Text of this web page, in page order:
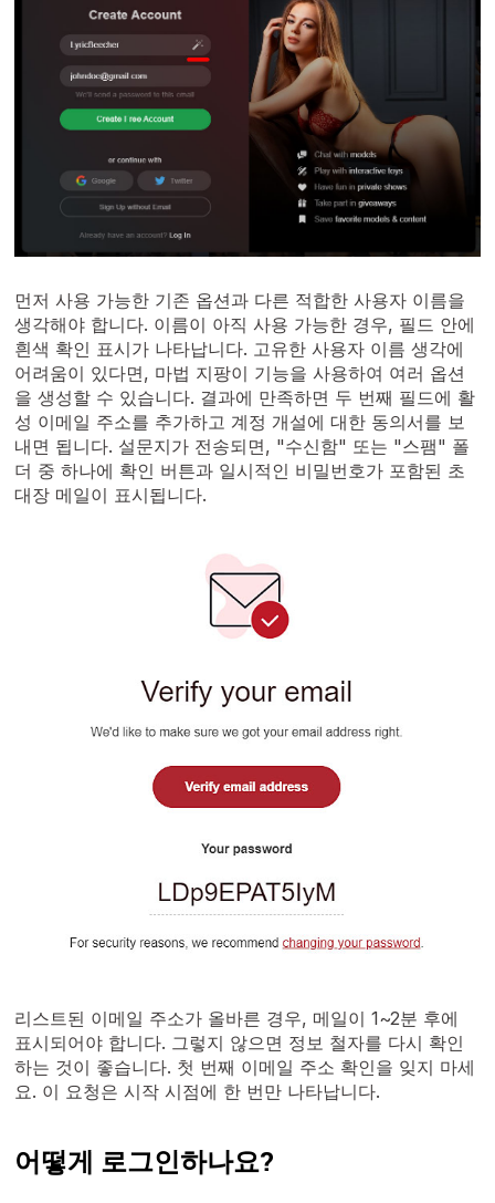
먼저 사용 가능한 기존 옵션과 다른 적합한 사용자 이름을
생각해야 합니다. 이름이 아직 사용 가능한 경우, 필드 안에
흰색 확인 표시가 나타납니다. 고유한 사용자 이름 생각에
어려움이 있다면, 마법 지팡이 기능을 사용하여 여러 옵션
을 생성할 수 있습니다. 결과에 만족하면 두 번째 필드에 활
성 이메일 주소를 추가하고 계정 개설에 대한 동의서를 보
내면 됩니다. 설문지가 전송되면, "수신함" 또는 "스팸" 폴
더 중 하나에 확인 버튼과 일시적인 비밀번호가 포함된 초
대장 메일이 표시됩니다.
리스트된 이메일 주소가 올바른 경우, 메일이 1~2분 후에
표시되어야 합니다. 그렇지 않으면 정보 철자를 다시 확인
하는 것이 좋습니다. 첫 번째 이메일 주소 확인을 잊지 마세
요. 이 요청은 시작 시점에 한 번만 나타납니다.
어떻게 로그인하나요?